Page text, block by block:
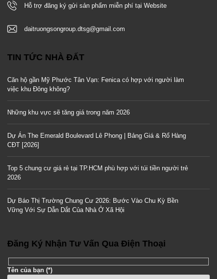
Hỗ trợ đăng ký gửi sản phẩm miễn phí tại Website
daitruongsongroup.dtsg@gmail.com
TIN TỨC NHÀ ĐẤT
Căn hộ gần Mỹ Phước Tân Vạn: Fenica có hợp với người làm
việc khu Đông không?
Những khu vực sẽ tăng giá trong năm 2026
Dự Án The Emerald Boulevard Lê Phong | Bảng Giá & Rổ Hàng
CĐT [2026]
Top 5 chung cư giá rẻ tại TP.HCM phù hợp với túi tiền người trẻ
2026
Dự Báo Thị Trường Chung Cư 2026: Bước Vào Chu Kỳ Bền
Vững Với Sự Dẫn Dắt Của Nhà Ở Xã Hội
Đăng Ký Nhận Tư Vấn Qua Điện Thoại
Tên của bạn (*)